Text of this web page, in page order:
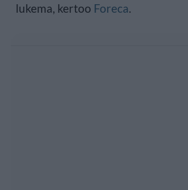
lukema, kertoo Foreca.